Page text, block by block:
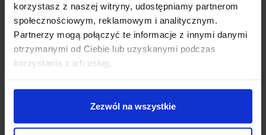
korzystasz z naszej witryny, udostępniamy partnerom
społecznościowym, reklamowym i analitycznym.
Partnerzy mogą połączyć te informacje z innymi danymi
otrzymanymi od Ciebie lub uzyskanymi podczas
korzystania z ich usług.
Zezwól na wszystkie